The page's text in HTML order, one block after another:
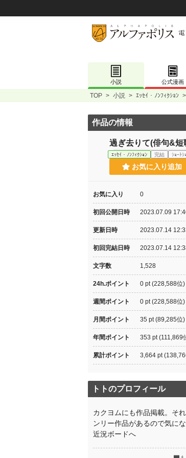
小説 公式漫画
TOP > 小説 > ｴｯｾｲ・ﾉﾝﾌｨｸｼｮﾝ >
作品の情報
過ぎ去りて(俳句&短
ｴｯｾｲ・ﾉﾝﾌｨｸｼｮﾝ 完結 ｼｮｰﾄｼ
お気に入り追加
お気に入り 0
初回公開日時 2023.07.09
更新日時 2023.07.14
初回完結日時 2023.07.14
文字数 1,528
24h.ポイント 0 pt (228,588位)
週間ポイント 0 pt (228,588位)
月間ポイント 35 pt (89,285位)
年間ポイント 353 pt (111,869
累計ポイント 3,664 pt
トトのプロフィール
カクヨムにも作品掲載。そ
ンリー作品があるので気に
近況ボードへ